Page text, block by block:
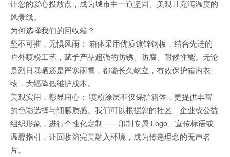
让您的爱心投放点，成为城市中一道坚固、美观且充满温度的
风景线。
为何选择我们的回收箱？
坚不可摧，无惧风雨： 箱体采用优质镀锌钢板，结合先进的
户外喷粉工艺，赋予产品超强的防锈、防腐、耐候性能。无论
是烈日暴晒还是严寒雨雪，都能长久屹立，有效保护箱内衣
物，大幅降低维护成本。
美观实用，彰显用心： 喷粉涂层不仅保护箱体，更提供丰富
的色彩选择与细腻质感。我们可以根据您的社区、企业或公益
组织形象，进行个性化定制——印制专属 Logo、宣传标语或
温馨指引，让回收箱完美融入环境，成为传递理念的无声名
片。